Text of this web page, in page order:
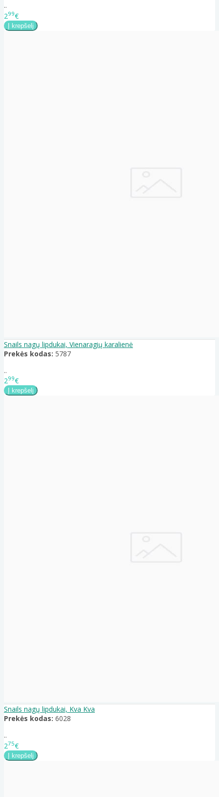
..
299€
Snails nagų lipdukai, Vienaragių karalienė
Prekės kodas: 5787
..
299€
Snails nagų lipdukai, Kva Kva
Prekės kodas: 6028
..
275€